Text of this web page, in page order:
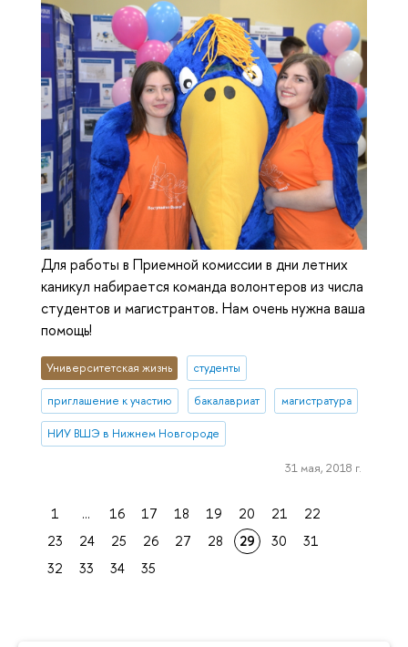
Для работы в Приемной комиссии в дни летних
каникул набирается команда волонтеров из числа
студентов и магистрантов. Нам очень нужна ваша
помощь!
Университетская жизнь студенты
приглашение к участию бакалавриат магистратура
НИУ ВШЭ в Нижнем Новгороде
31 мая, 2018 г.
1 ... 16 17 18 19 20 21
22
23
24 25 26 27 28 29 30
31
32
33 34 35